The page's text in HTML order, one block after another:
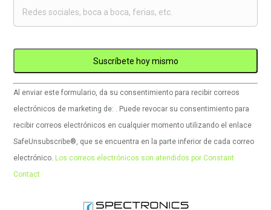
Uso
de
Constant
Contact.
Por
Al enviar este formulario, da su consentimiento para recibir correos
electrónicos de marketing de: . Puede revocar su consentimiento para
recibir correos electrónicos en cualquier momento utilizando el enlace
SafeUnsubscribe®, que se encuentra en la parte inferior de cada correo
electrónico. Los correos electrónicos son atendidos por Constant
Contact